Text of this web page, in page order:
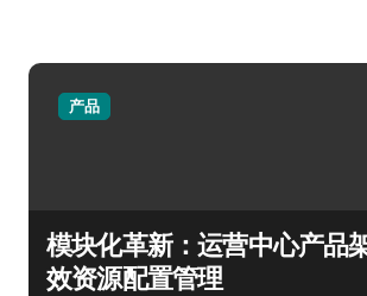
产品
模块化革新：运营中心产品
效资源配置管理